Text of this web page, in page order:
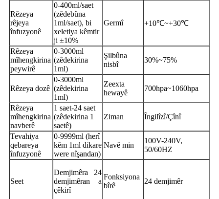
Rêzeya
rêjeya
înfuzyonê
0-400ml/saet
(zêdebûna
1ml/saet), bi
xeletiya kêmtir
ji ±10%
Germî +10℃~+30℃
Rêzeya
mîhengkirina
peywirê
0-3000ml
(zêdekirina
1ml)
Şilbûna
nisbî
30%~75%
Rêzeya dozê
0-3000ml
(zêdekirina
1ml)
Zeexta
hewayê
700hpa~1060hpa
Rêzeya
mîhengkirina
navberê
1 saet-24 saet
(zêdekirina 1
saetê)
Ziman Îngilîzî/Çînî
Tevahiya
qebareya
înfuzyonê
0-9999ml (herî
kêm 1ml dikare
were nîşandan)
Navê min
100V-240V,
50/60HZ
Seet
Demjimêra 24
demjimêran a
çêkirî
Fonksiyona
bîrê
24 demjimêr